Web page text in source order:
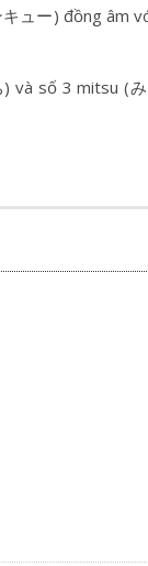
ュー) đồng âm
và số 3 mitsu (